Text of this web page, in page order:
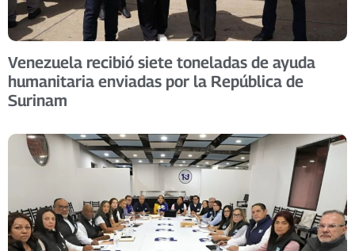
Venezuela recibió siete toneladas de ayuda
humanitaria enviadas por la República de
Surinam ​